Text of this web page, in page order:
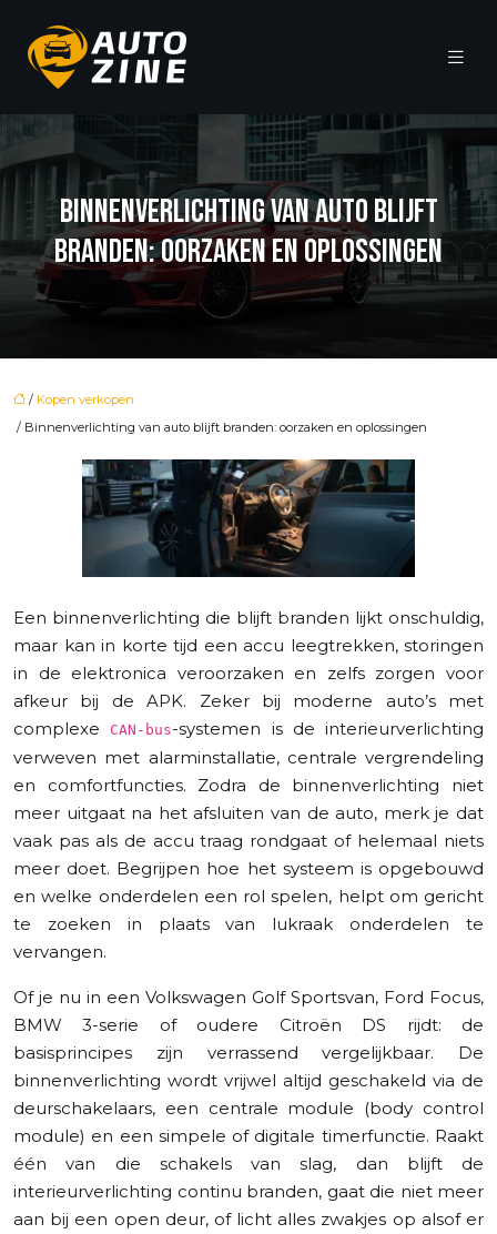
BINNENVERLICHTING VAN AUTO BLIJFT
BRANDEN: OORZAKEN EN OPLOSSINGEN
/ Kopen verkopen
/ Binnenverlichting van auto blijft branden: oorzaken en oplossingen
Een binnenverlichting die blijft branden lijkt onschuldig,
maar kan in korte tijd een accu leegtrekken, storingen
in de elektronica veroorzaken en zelfs zorgen voor
afkeur bij de APK. Zeker bij moderne auto’s met
complexe
CAN-bus-systemen is de interieurverlichting
verweven met alarminstallatie, centrale vergrendeling
en comfortfuncties. Zodra de binnenverlichting niet
meer uitgaat na het afsluiten van de auto, merk je dat
vaak pas als de accu traag rondgaat of helemaal niets
meer doet. Begrijpen hoe het systeem is opgebouwd
en welke onderdelen een rol spelen, helpt om gericht
te zoeken in plaats van lukraak onderdelen te
vervangen.
Of je nu in een Volkswagen Golf Sportsvan, Ford Focus,
BMW 3-serie of oudere Citroën DS rijdt: de
basisprincipes zijn verrassend vergelijkbaar. De
binnenverlichting wordt vrijwel altijd geschakeld via de
deurschakelaars, een centrale module (body control
module) en een simpele of digitale timerfunctie. Raakt
één van die schakels van slag, dan blijft de
interieurverlichting continu branden, gaat die niet meer
aan bij een open deur, of licht alles zwakjes op alsof er